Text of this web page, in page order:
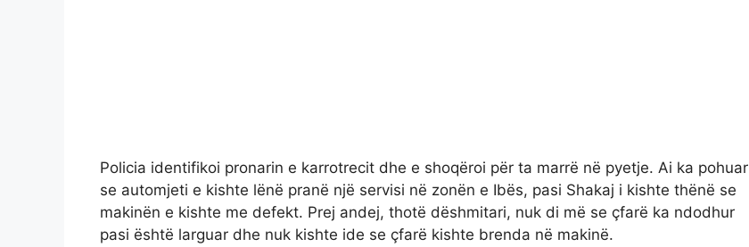
Policia identifikoi pronarin e karrotrecit dhe e shoqëroi për ta marrë në pyetje. Ai ka pohuar
se automjeti e kishte lënë pranë një servisi në zonën e Ibës, pasi Shakaj i kishte thënë se
makinën e kishte me defekt. Prej andej, thotë dëshmitari, nuk di më se çfarë ka ndodhur
pasi është larguar dhe nuk kishte ide se çfarë kishte brenda në makinë.